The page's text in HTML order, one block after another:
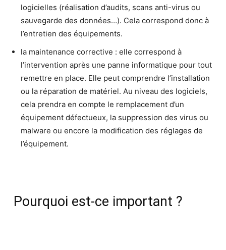
logicielles (réalisation d’audits, scans anti-virus ou
sauvegarde des données…). Cela correspond donc à
l’entretien des équipements.
la maintenance corrective : elle correspond à
l’intervention après une panne informatique pour tout
remettre en place. Elle peut comprendre l’installation
ou la réparation de matériel. Au niveau des logiciels,
cela prendra en compte le remplacement d’un
équipement défectueux, la suppression des virus ou
malware ou encore la modification des réglages de
l’équipement.
Pourquoi est-ce important ?